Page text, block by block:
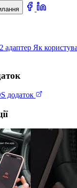
адаптер Як
додаток